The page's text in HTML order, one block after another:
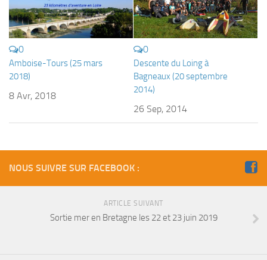
Sorties 2020
Sorties 2019
Sorties 2016
BIO SUB
Lac Merveilleux
0
Amboise-Tours (25 mars
2018)
8 Avr, 2018
0
Descente du Loing à
Bagneaux (20 septembre
2014)
26 Sep, 2014
NOUS SUIVRE SUR FACEBOOK :
ARTICLE SUIVANT
Sortie mer en Bretagne les 22 et 23 juin 2019